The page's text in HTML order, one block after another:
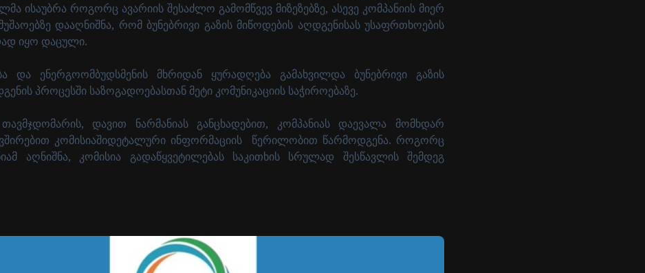
ისაუბრა როგორც ავარიის შესაძლო გამომწვევ მიზეზებზე, ასევე კომპანიის მიერ
დააღნიშნა, რომ ბუნებრივი გაზის მიწოდების აღდგენისას უსაფრთხოების
იყო დაცული.
და ენერგოომბუდსმენის მხრიდან ყურადღება გამახვილდა ბუნებრივი გაზის
პროცესში საზოგადოებასთან მეტი კომუნიკაციის საჭიროებაზე.
თავმჯდომარის, დავით ნარმანიას განცხადებით, კომპანიას დაევალა მომხდარ
კომისიაშიდეტალური ინფორმაციის
წერილობით წარმოდგენა. როგორც
აღნიშნა, კომისია გადაწყვეტილებას საკითხის სრულად შესწავლის შემდეგ